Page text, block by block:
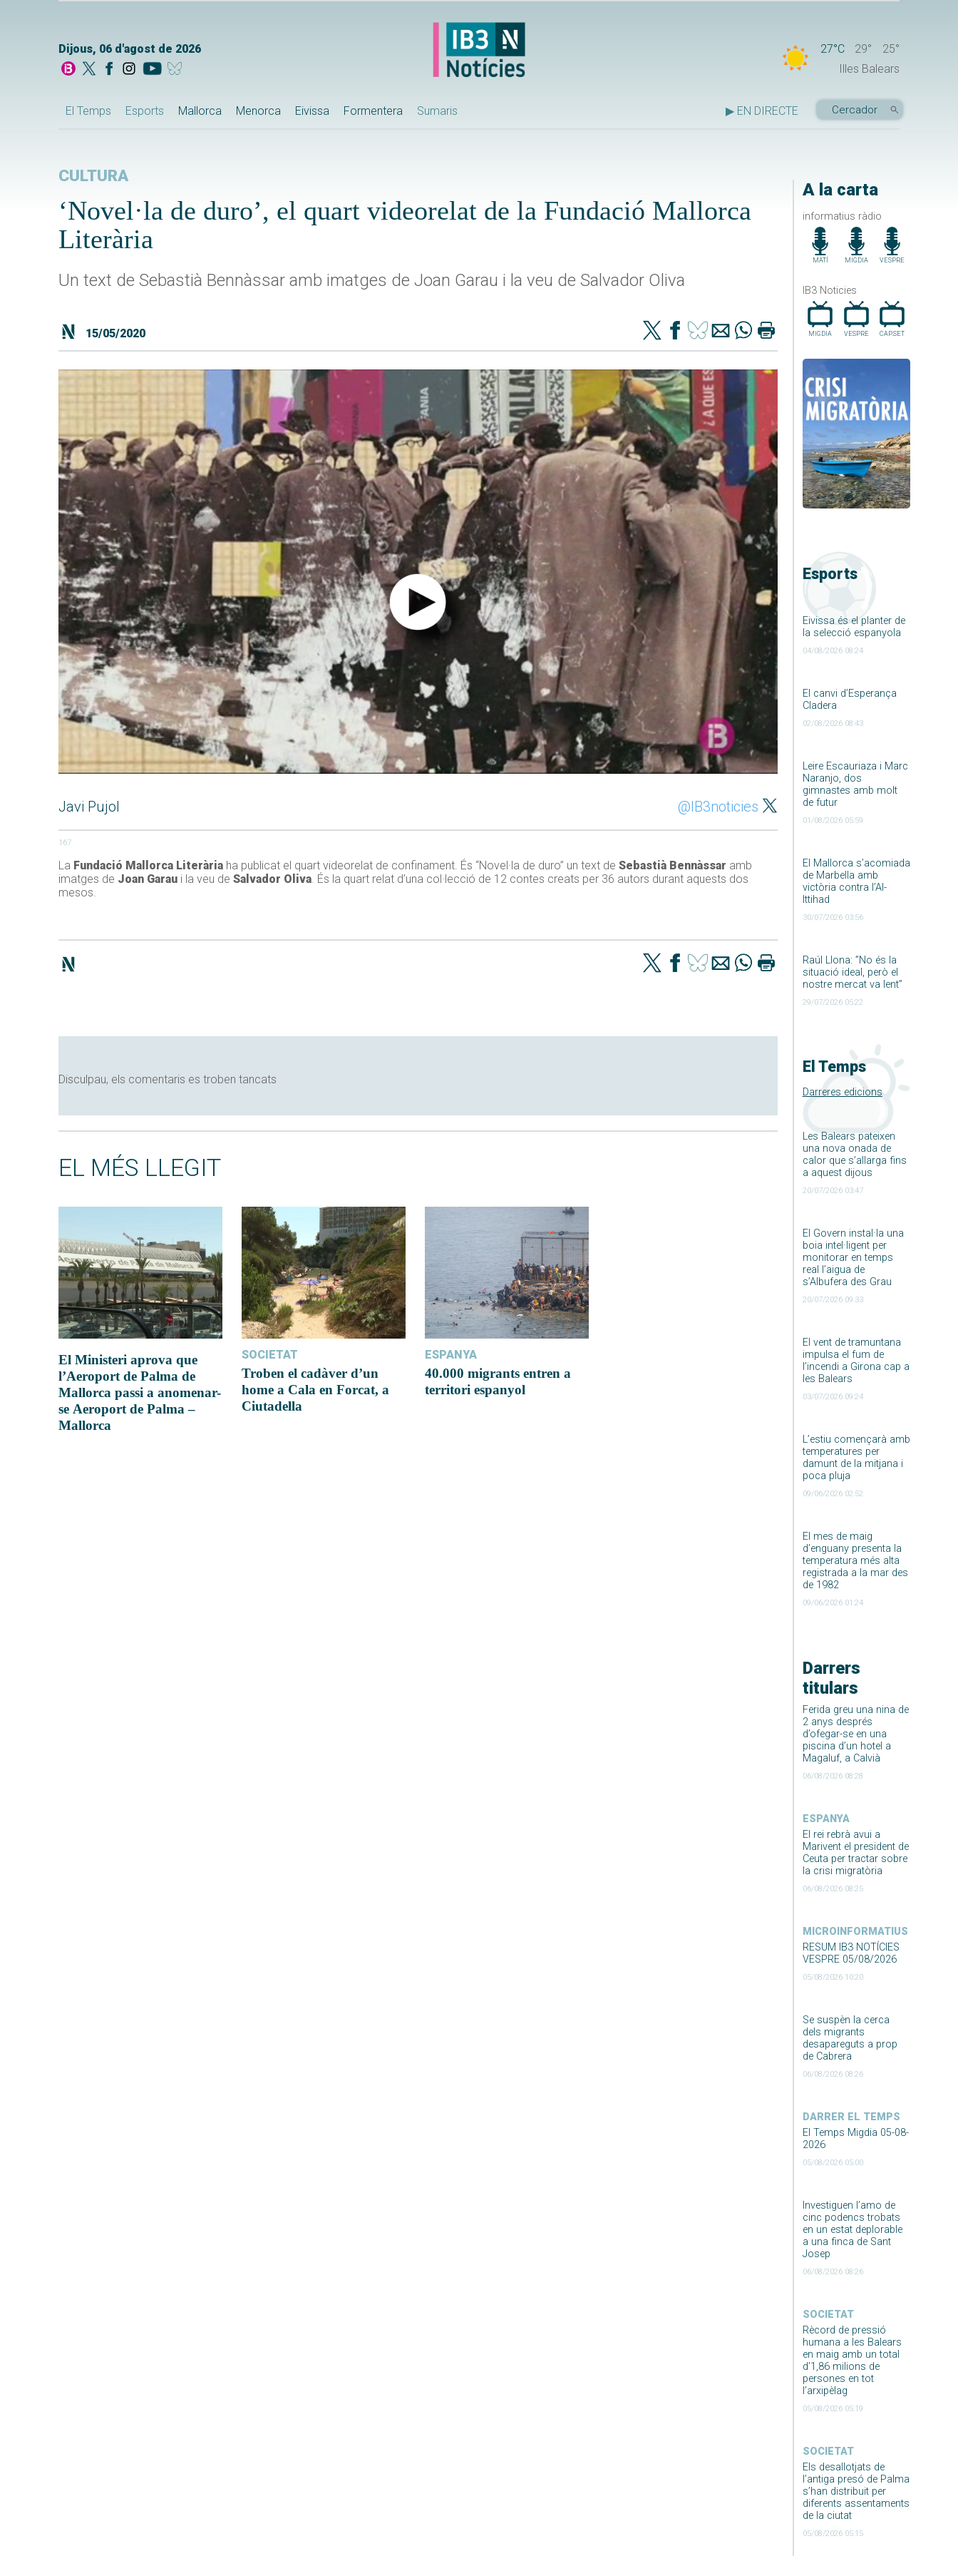
Dijous, 06 d'agost de 2026 27°C 29°
25°
Illes Balears
El Temps Esports Mallorca Menorca Eivissa Formentera Sumaris ▶ EN DIRECTE
A la carta
informatius ràdio
MATÍ MIGDIA VESPRE
IB3 Noticies
MIGDIA VESPRE CAP.SET
Esports
Eivissa és el planter de
la selecció espanyola
04/08/2026 08:24
El canvi d’Esperança
Cladera
02/08/2026 08:43
Leire Escauriaza i Marc
Naranjo, dos
gimnastes amb molt
de futur
01/08/2026 05:59
El Mallorca s’acomiada
de Marbella amb
victòria contra l’Al-
Ittihad
30/07/2026 03:56
Raúl Llona: ”No és la
situació ideal, però el
nostre mercat va lent”
29/07/2026 05:22
El Temps
Darreres edicions
Les Balears pateixen
una nova onada de
calor que s’allarga fins
a aquest dijous
20/07/2026 03:47
El Govern instal·la una
boia intel·ligent per
monitorar en temps
real l’aigua de
s’Albufera des Grau
20/07/2026 09:33
El vent de tramuntana
impulsa el fum de
l’incendi a Girona cap a
les Balears
03/07/2026 09:24
L’estiu començarà amb
temperatures per
damunt de la mitjana i
poca pluja
09/06/2026 02:52
El mes de maig
d’enguany presenta la
temperatura més alta
registrada a la mar des
de 1982
09/06/2026 01:24
Darrers
titulars
Ferida greu una nina de
2 anys després
d’ofegar-se en una
piscina d’un hotel a
Magaluf, a Calvià
06/08/2026 08:28
ESPANYA
El rei rebrà avui a
Marivent el president de
Ceuta per tractar sobre
la crisi migratòria
06/08/2026 08:25
MICROINFORMATIUS
RESUM IB3 NOTÍCIES
VESPRE 05/08/2026
05/08/2026 10:20
Se suspèn la cerca
dels migrants
desapareguts a prop
de Cabrera
06/08/2026 08:26
DARRER EL TEMPS
El Temps Migdia 05-08-
2026
05/08/2026 05:00
Investiguen l’amo de
cinc podencs trobats
en un estat deplorable
a una finca de Sant
Josep
06/08/2026 08:26
SOCIETAT
Rècord de pressió
humana a les Balears
en maig amb un total
d’1,86 milions de
persones en tot
l’arxipèlag
05/08/2026 05:19
SOCIETAT
Els desallotjats de
l’antiga presó de Palma
s’han distribuit per
diferents assentaments
de la ciutat
05/08/2026 05:15
CULTURA
‘Novel·la de duro’, el quart videorelat de la Fundació Mallorca
Literària
Un text de Sebastià Bennàssar amb imatges de Joan Garau i la veu de Salvador Oliva
15/05/2020
Javi Pujol @IB3noticies
167
La Fundació Mallorca Literària ha publicat el quart videorelat de confinament. És “Novel·la de duro” un text de Sebastià Bennàssar amb
imatges de Joan Garau i la veu de Salvador Oliva. És la quart relat d’una col·lecció de 12 contes creats per 36 autors durant aquests dos
mesos.
Disculpau, els comentaris es troben tancats
EL MÉS LLEGIT
El Ministeri aprova que
l’Aeroport de Palma de
Mallorca passi a anomenar-
se Aeroport de Palma –
Mallorca
SOCIETAT
Troben el cadàver d’un
home a Cala en Forcat, a
Ciutadella
ESPANYA
40.000 migrants entren a
territori espanyol